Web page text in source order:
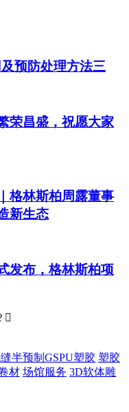
预防处理方法三
荣昌盛，祝愿大家
格林斯柏周露董事
新生态
发布，格林斯柏项

半预制GSPU塑胶 塑胶
材 场馆服务 3D软体雕